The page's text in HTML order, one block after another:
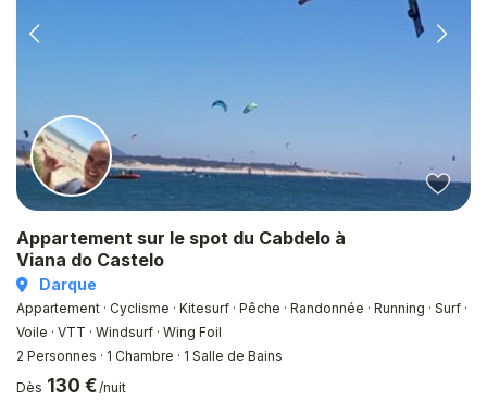
Appartement sur le spot du Cabdelo à
Viana do Castelo
Darque
Appartement · Cyclisme · Kitesurf · Pêche · Randonnée · Running · Surf ·
Voile · VTT · Windsurf · Wing Foil
2 Personnes · 1 Chambre · 1 Salle de Bains
Dès 130 €/nuit